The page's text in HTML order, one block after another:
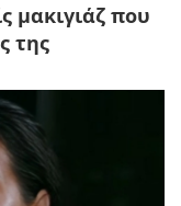
μακιγιάζ που
της